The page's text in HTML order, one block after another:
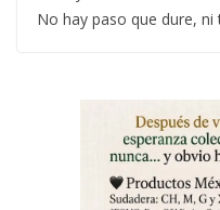
No hay paso que dure,